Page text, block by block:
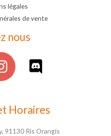
légales
de vente
nous
Horaires
91130 Ris Orangis